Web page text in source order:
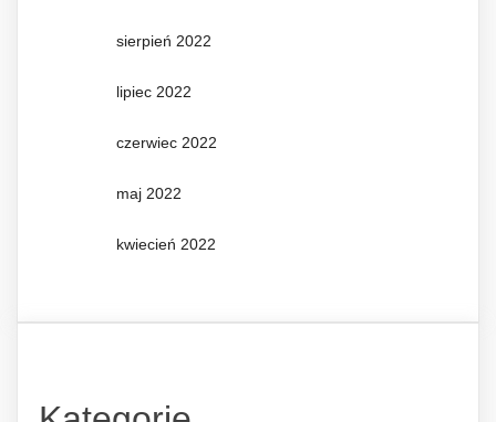
sierpień 2022
lipiec 2022
czerwiec 2022
maj 2022
kwiecień 2022